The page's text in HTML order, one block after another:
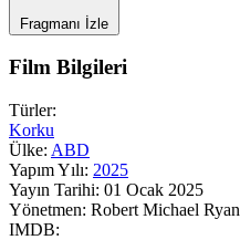
Fragmanı İzle
Film Bilgileri
Türler:
Korku
Ülke: ABD
Yapım Yılı: 2025
Yayın Tarihi: 01 Ocak 2025
Yönetmen: Robert Michael Ryan
IMDB: